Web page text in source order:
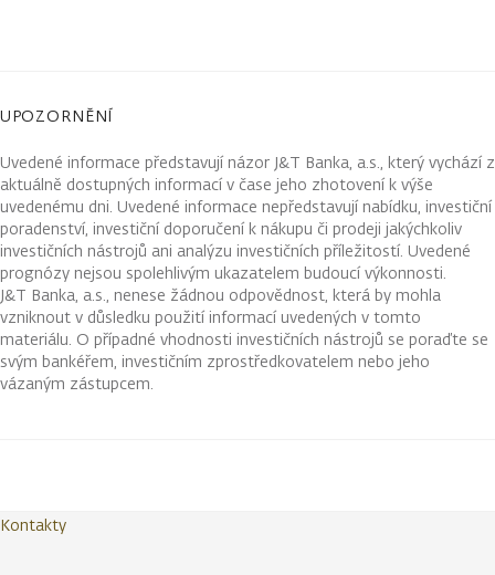
UPOZORNĚNÍ
Uvedené informace představují názor J&T Banka, a.s., který vychází z
aktuálně dostupných informací v čase jeho zhotovení k výše
uvedenému dni. Uvedené informace nepředstavují nabídku, investiční
poradenství, investiční doporučení k nákupu či prodeji jakýchkoliv
investičních nástrojů ani analýzu investičních příležitostí. Uvedené
prognózy nejsou spolehlivým ukazatelem budoucí výkonnosti.
J&T Banka, a.s., nenese žádnou odpovědnost, která by mohla
vzniknout v důsledku použití informací uvedených v tomto
materiálu. O případné vhodnosti investičních nástrojů se poraďte se
svým bankéřem, investičním zprostředkovatelem nebo jeho
vázaným zástupcem.
Kontakty